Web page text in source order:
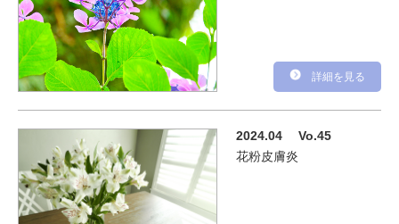
詳細を見る
2024.04 Vo.45
花粉皮膚炎